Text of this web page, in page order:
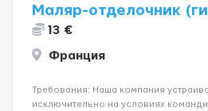
Маляр-отделочник
13 €
Франция
Требования: Наша компания
исключительно на условиях